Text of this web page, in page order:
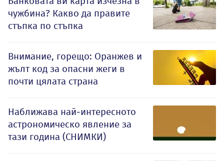
чужбина? Какво да правите
стъпка по стъпка
Внимание, горещо: Оранжев и
жълт код за опасни жеги в
почти цялата страна
Наближава най-интересното
астрономическо явление за
тази година (СНИМКИ)